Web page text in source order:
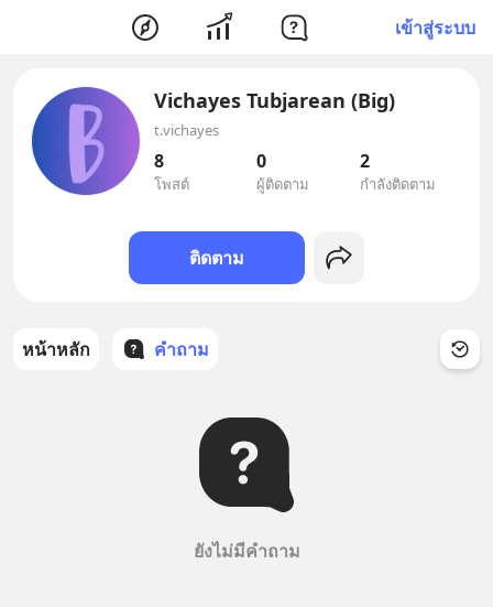
เข้าสู่ระบบ
Vichayes Tubjarean (Big)
t.vichayes
8
โพสต์
0
ผู้ติดตาม
2
กำลังติดตาม
ติดตาม
หน้าหลัก คำถาม
ยังไม่มีคำถาม